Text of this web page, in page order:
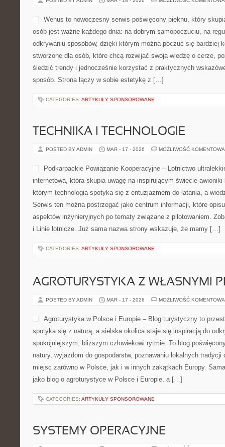
Wenus to nowoczesny serwis poświęcony pięknu, który
osób jest ważne każdego dnia: na dobrym samopoczuciu, na
odkrywaniu sposobów, dzięki którym można poczuć się bardziej
stworzone dla osób, które chcą rozwijać swoją wiedzę o cerze,
śledzić trendy i jednocześnie korzystać z praktycznych
sposób. Strona łączy w sobie estetykę z […]
CATEGORIES: ARTYKUŁY SPONSOROWANE
TECHNIKA I TECHNOLOGIE
POSTED BY ADMIN MAR - 17 - 2026 MOŻLIWOŚĆ
Podkarpackie Powiązanie Kooperacyjne – Lotnictwo
internetowa, która skupia uwagę na inspirującym świecie
którym technologia spotyka się z entuzjazmem do latania, a
Serwis ten można postrzegać jako centrum informacji, które
aspektów inżynieryjnych po tematy związane z pilotowaniem.
i Linie lotnicze. Już sama nazwa strony wskazuje, że mamy […]
CATEGORIES: ARTYKUŁY SPONSOROWANE
AGROTURYSTYKA Z WŁASNYMI
POSTED BY ADMIN MAR - 17 - 2026 MOŻLIWOŚĆ
Agroturystyka w Polsce i Europie – Blog turystyczny to
spotyka się z naturą, a sielska okolica staje się inspiracją do
spokojniejszym, bliższym człowiekowi rytmie. To blog
natury, wyjazdom do gospodarstw, poznawaniu lokalnych
miejsc zarówno w Polsce, jak i w innych zakątkach Europy.
jako blog o agroturystyce w Polsce i Europie, a […]
CATEGORIES: ARTYKUŁY SPONSOROWANE
SYSTEMY OPERACYJNE